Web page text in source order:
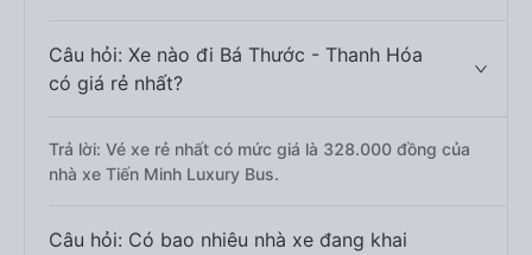
Câu hỏi: Xe nào đi Bá Thước - Thanh Hóa
có giá rẻ nhất?
Trả lời: Vé xe rẻ nhất có mức giá là 328.000 đồng của
nhà xe Tiến Minh Luxury Bus.
Câu hỏi: Có bao nhiêu nhà xe đang khai